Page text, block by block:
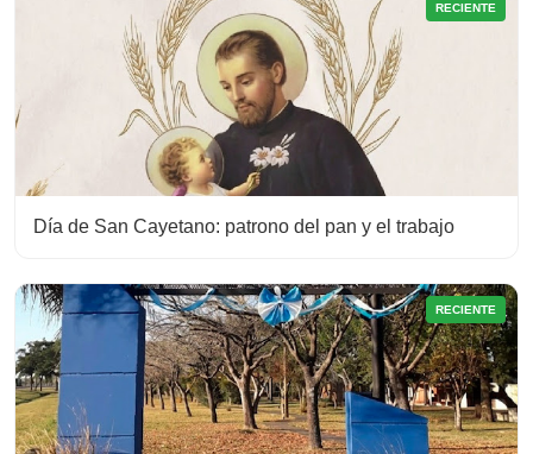
RECIENTE
Día de San Cayetano: patrono del pan y el trabajo
RECIENTE